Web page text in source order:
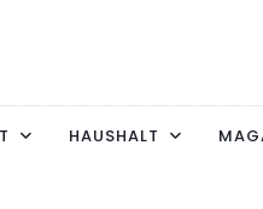
HAUSHALT